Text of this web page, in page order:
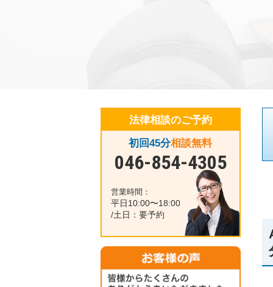
法律相談のご予約
初回45分相談無料
046-854-4305
営業時間：
平日10:00〜18:00
/土日：要予約